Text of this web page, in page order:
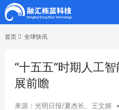
首页 全球快讯
“十五五”时期人工
展前瞻
来源：光明日报/夏杰长、王文姬 •